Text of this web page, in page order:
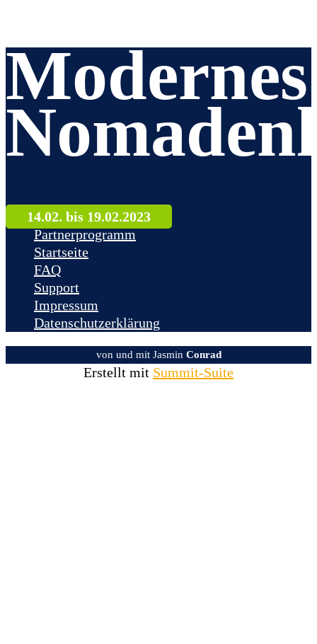
Modernes
14.02. bis 19.02.2023
Partnerprogramm
Startseite
FAQ
Support
Impressum
Datenschutzerklärung
von und mit Jasmin Conrad
Erstellt mit Summit-Suite